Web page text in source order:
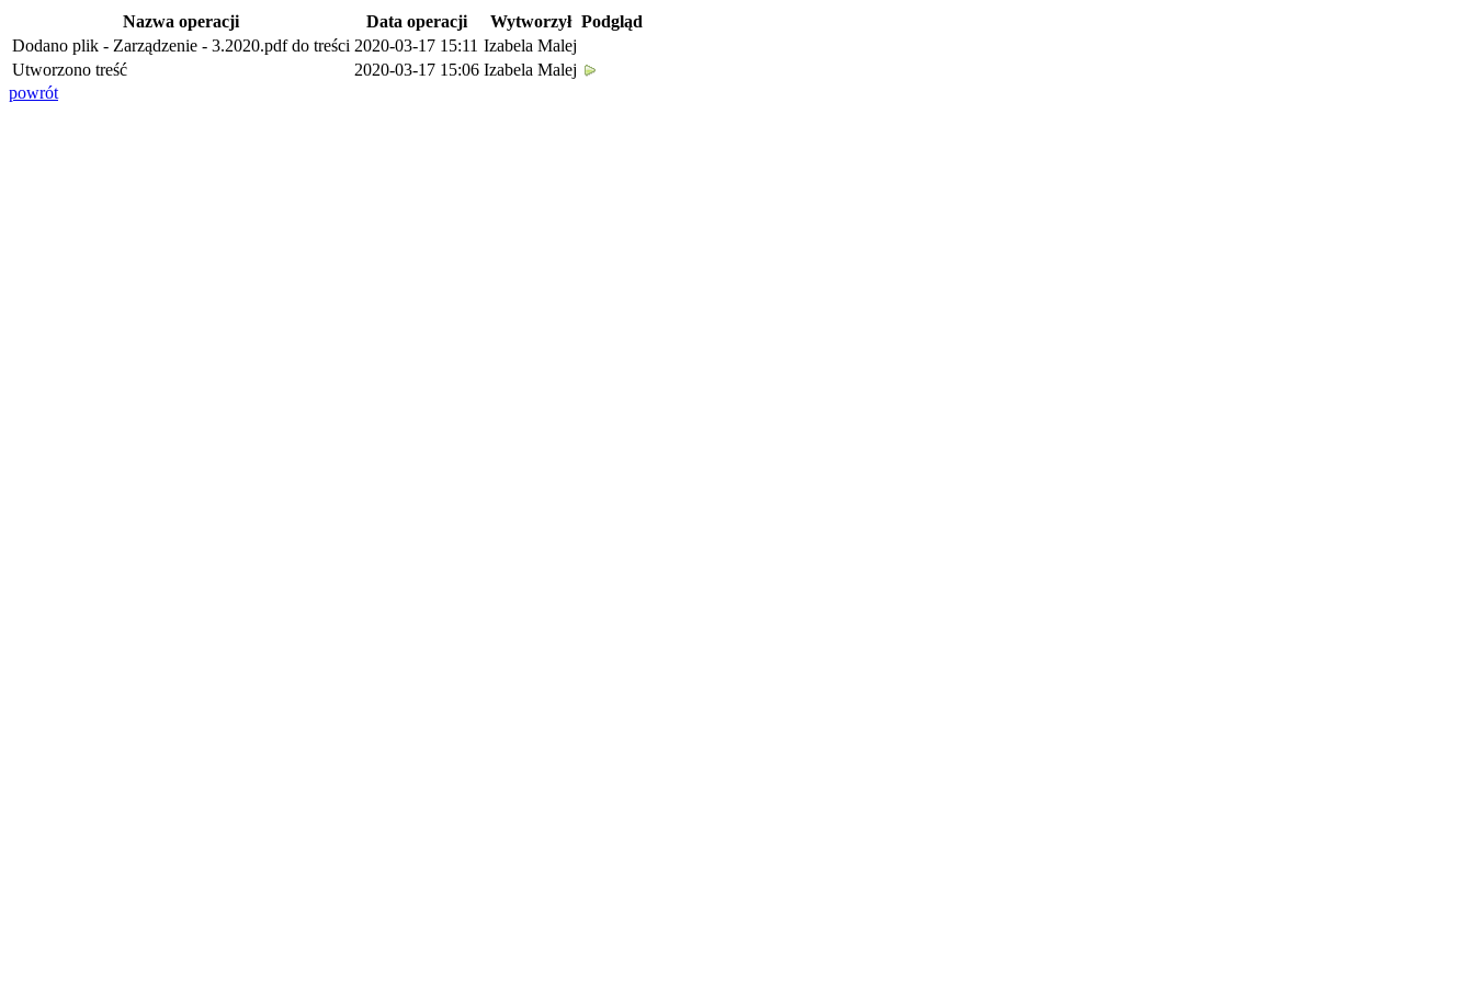
Nazwa operacji Data operacji Wytworzył Podgląd
Dodano plik - Zarządzenie - 3.2020.pdf do treści 2020-03-17 15:11 Izabela Malej
Utworzono treść
2020-03-17 15:06 Izabela Malej
powrót